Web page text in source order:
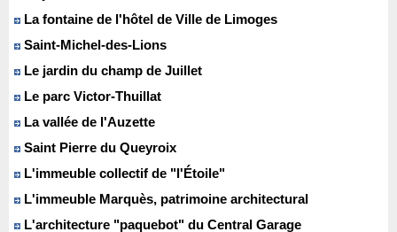
La fontaine de l'hôtel de Ville de Limoges
Saint-Michel-des-Lions
Le jardin du champ de Juillet
Le parc Victor-Thuillat
La vallée de l'Auzette
Saint Pierre du Queyroix
L'immeuble collectif de "l'Étoile"
L'immeuble Marquès, patrimoine architectural
L'architecture "paquebot" du Central Garage